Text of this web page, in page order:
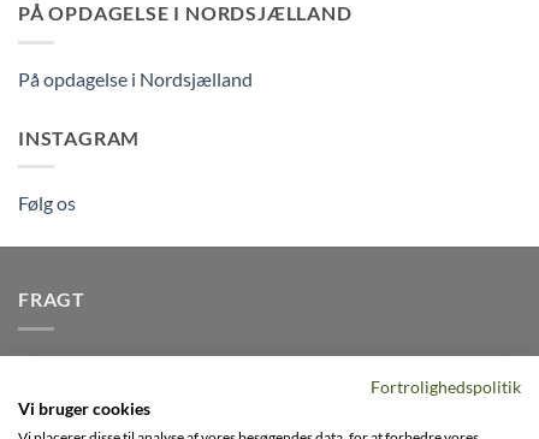
PÅ OPDAGELSE I NORDSJÆLLAND
På opdagelse i Nordsjælland
INSTAGRAM
Følg os
FRAGT
på alle pakker - Husk der er fri
levering på alle ordre over DKK395
Fortrolighedspolitik
Vi bruger cookies